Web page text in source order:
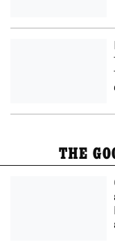
THE